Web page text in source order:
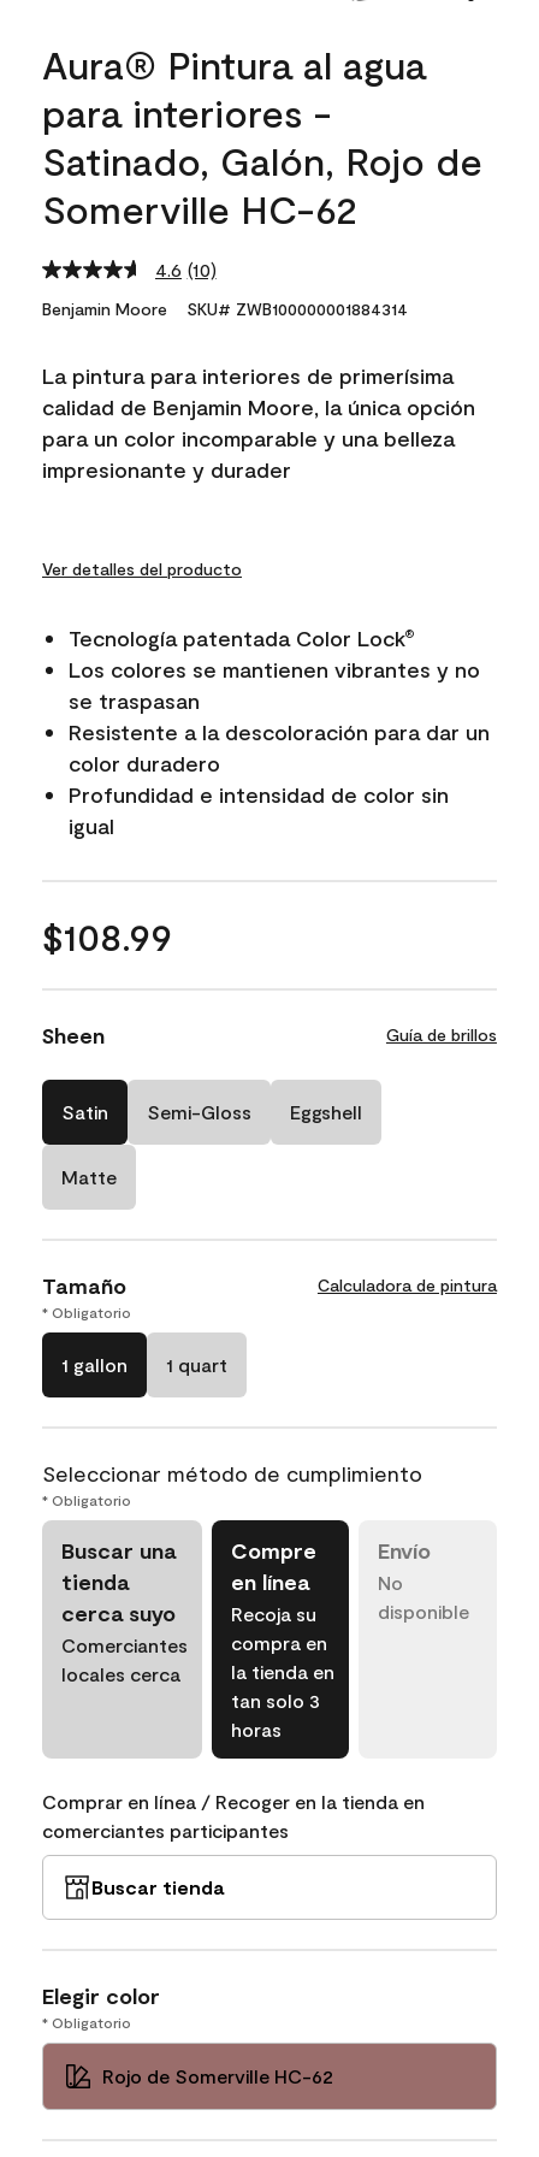
Aura® Pintura al agua
para interiores -
Satinado, Galón, Rojo de
Somerville HC-62
4.6 Read
10
Reviews.
link.
(10)
Benjamin Moore SKU# ZWB100000001884314
La pintura para interiores de primerísima
calidad de Benjamin Moore, la única opción
para un color incomparable y una belleza
impresionante y durader
Ver detalles del producto
Tecnología patentada Color Lock®
Los colores se mantienen vibrantes y no
se traspasan
Resistente a la descoloración para dar un
color duradero
Profundidad e intensidad de color sin
igual
$108.99
Sheen Guía de brillos
Satin Semi-Gloss Eggshell
Matte
Tamaño Calculadora de pintura
* Obligatorio
1 gallon 1 quart
Seleccionar método de cumplimiento
* Obligatorio
Buscar una
tienda
cerca suyo
Comerciantes
locales cerca
Compre
en línea
Recoja su
compra en
la tienda en
tan solo 3
horas
Envío
No
disponible
Comprar en línea / Recoger en la tienda en
comerciantes participantes
Buscar tienda
Elegir color
* Obligatorio
Rojo de Somerville HC-62